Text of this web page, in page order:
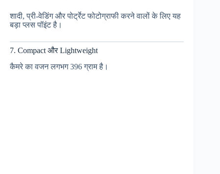
शादी, प्री-वेडिंग और पोर्ट्रेट फोटोग्राफी करने वालों के लिए यह
बड़ा प्लस पॉइंट है।
7. Compact और Lightweight
कैमरे का वजन लगभग 396 ग्राम है।